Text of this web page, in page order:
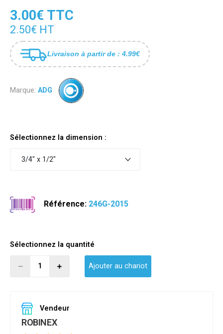
3.00€ TTC
2.50€ HT
Livraison à partir de : 4.99€
Marque: ADG
Sélectionnez la dimension :
3/4" x 1/2"
Référence: 246G-2015
Sélectionnez la quantité
Ajouter au chariot
Vendeur
ROBINEX